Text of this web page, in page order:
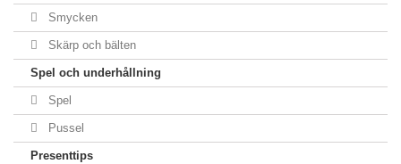
Smycken
Skärp och bälten
Spel och underhållning
Spel
Pussel
Presenttips